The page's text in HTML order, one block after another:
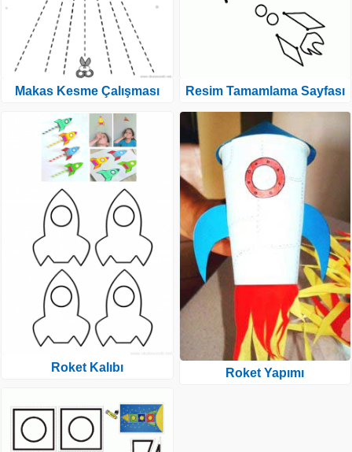
Makas Kesme Çalışması
Roket Kalıbı
Resim Tamamlama Sayfası
Roket Yapımı